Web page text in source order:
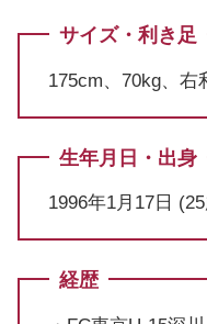
サイズ・利き足
175cm、70kg、右
生年月日・出身
1996年1月17日
経歴